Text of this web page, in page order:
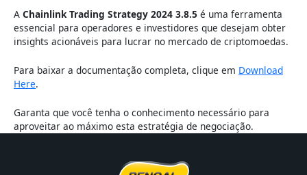
A Chainlink Trading Strategy 2024 3.8.5 é uma ferramenta
essencial para operadores e investidores que desejam obter
insights acionáveis para lucrar no mercado de criptomoedas.
Para baixar a documentação completa, clique em Download
Here.
Garanta que você tenha o conhecimento necessário para
aproveitar ao máximo esta estratégia de negociação.